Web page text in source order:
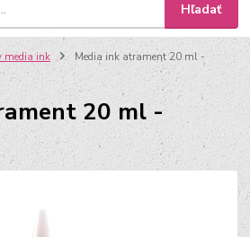
Hľadať
media ink
Media ink atrament 20 ml -
20 ml -